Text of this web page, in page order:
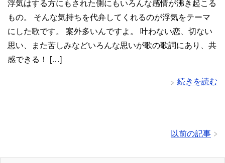
浮気はする方にもされた側にもいろんな感情が沸き起こる
もの。 そんな気持ちを代弁してくれるのが浮気をテーマ
にした歌です。 案外多いんですよ。 叶わない恋、切ない
思い、また苦しみなどいろんな思いが歌の歌詞にあり、共
感できる！ […]
続きを読む
以前の記事